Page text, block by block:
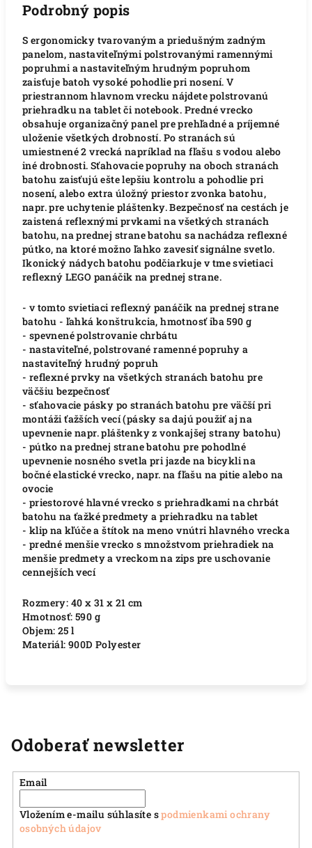
Podrobný popis
S ergonomicky tvarovaným a priedušným zadným
panelom, nastaviteľnými polstrovanými ramennými
popruhmi a nastaviteľným hrudným popruhom
zaisťuje batoh vysoké pohodlie pri nosení. V
priestrannom hlavnom vrecku nájdete polstrovanú
priehradku na tablet či notebook. Predné vrecko
obsahuje organizačný panel pre prehľadné a príjemné
uloženie všetkých drobností. Po stranách sú
umiestnené 2 vrecká napríklad na fľašu s vodou alebo
iné drobnosti. Sťahovacie popruhy na oboch stranách
batohu zaisťujú ešte lepšiu kontrolu a pohodlie pri
nosení, alebo extra úložný priestor zvonka batohu,
napr. pre uchytenie pláštenky. Bezpečnosť na cestách je
zaistená reflexnými prvkami na všetkých stranách
batohu, na prednej strane batohu sa nachádza reflexné
pútko, na ktoré možno ľahko zavesiť signálne svetlo.
Ikonický nádych batohu podčiarkuje v tme svietiaci
reflexný LEGO panáčik na prednej strane.
- v tomto svietiaci reflexný panáčik na prednej strane
batohu - ľahká konštrukcia, hmotnosť iba 590 g
- spevnené polstrovanie chrbátu
- nastaviteľné, polstrované ramenné popruhy a
nastaviteľný hrudný popruh
- reflexné prvky na všetkých stranách batohu pre
väčšiu bezpečnosť
- sťahovacie pásky po stranách batohu pre väčší pri
montáži ťažších vecí (pásky sa dajú použiť aj na
upevnenie napr. pláštenky z vonkajšej strany batohu)
- pútko na prednej strane batohu pre pohodlné
upevnenie nosného svetla pri jazde na bicykli na
bočné elastické vrecko, napr. na fľašu na pitie alebo na
ovocie
- priestorové hlavné vrecko s priehradkami na chrbát
batohu na ťažké predmety a priehradku na tablet
- klip na kľúče a štítok na meno vnútri hlavného vrecka
- predné menšie vrecko s množstvom priehradiek na
menšie predmety a vreckom na zips pre uschovanie
cennejších vecí
Rozmery: 40 x 31 x 21 cm
Hmotnosť: 590 g
Objem: 25 l
Materiál: 900D Polyester
Odoberať newsletter
Email
Vložením e-mailu súhlasíte spodmienkami ochrany
osobných údajov